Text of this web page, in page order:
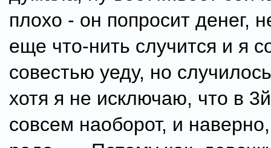
плохо - он попросит денег,
еще что-нить случится и я
совестью уеду, но
хотя я не исключаю, что в
совсем наоборот, и